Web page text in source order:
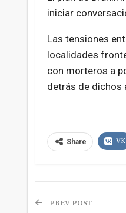
iniciar
Las tensiones
localidades
con morteros a
detrás de dichos
Share VK
PREV POST